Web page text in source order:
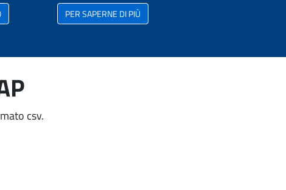
PER SAPERNE DI PIÙ
csv.